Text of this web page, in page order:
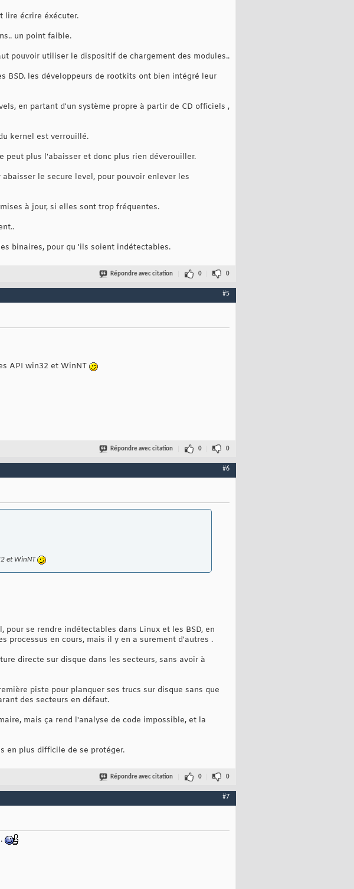
lire écrire éxécuter.
un point faible.
pouvoir utiliser le dispositif de chargement des modules..
BSD. les développeurs de rootkits ont bien intégré leur
en partant d'un système propre à partir de CD officiels ,
kernel est verrouillé.
peut plus l'abaisser et donc plus rien déverouiller.
le secure level, pour pouvoir enlever les
à jour, si elles sont trop fréquentes.
binaires, pour qu 'ils soient indétectables.
Répondre avec citation 0 0
#5
API win32 et WinNT
Répondre avec citation 0 0
#6
et WinNT
se rendre indétectables dans Linux et les BSD, en
en cours, mais il y en a surement d'autres .
directe sur disque dans les secteurs, sans avoir à
piste pour planquer ses trucs sur disque sans que
des secteurs en défaut.
mais ça rend l'analyse de code impossible, et la
en plus difficile de se protéger.
Répondre avec citation 0 0
#7